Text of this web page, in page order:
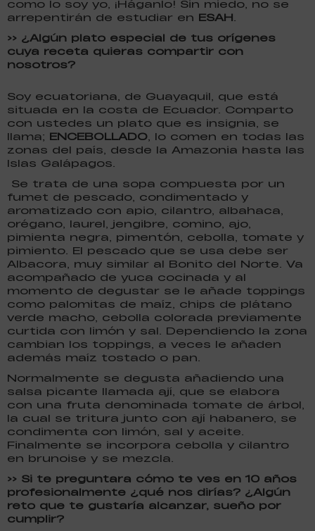
como lo soy yo, ¡Háganlo! Sin miedo, no se
arrepentirán de estudiar en ESAH.
>> ¿Algún plato especial de tus orígenes
cuya receta quieras compartir con
nosotros?
Soy ecuatoriana, de Guayaquil, que está
situada en la costa de Ecuador. Comparto
con ustedes un plato que es insignia, se
llama; ENCEBOLLADO, lo comen en todas las
zonas del país, desde la Amazonia hasta las
Islas Galápagos.
Se trata de una sopa compuesta por un
fumet de pescado, condimentado y
aromatizado con apio, cilantro, albahaca,
orégano, laurel, jengibre, comino, ajo,
pimienta negra, pimentón, cebolla, tomate y
pimiento. El pescado que se usa debe ser
Albacora, muy similar al Bonito del Norte. Va
acompañado de yuca cocinada y al
momento de degustar se le añade toppings
como palomitas de maíz, chips de plátano
verde macho, cebolla colorada previamente
curtida con limón y sal. Dependiendo la zona
cambian los toppings, a veces le añaden
además maíz tostado o pan.
Normalmente se degusta añadiendo una
salsa picante llamada ají, que se elabora
con una fruta denominada tomate de árbol,
la cual se tritura junto con ají habanero, se
condimenta con limón, sal y aceite.
Finalmente se incorpora cebolla y cilantro
en brunoise y se mezcla.
>> Si te preguntara cómo te ves en 10 años
profesionalmente ¿qué nos dirías? ¿Algún
reto que te gustaría alcanzar, sueño por
cumplir?